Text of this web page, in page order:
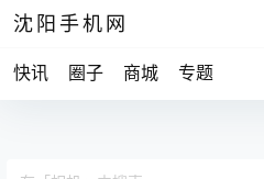
沈阳手机网
快讯 圈子 商城 专题